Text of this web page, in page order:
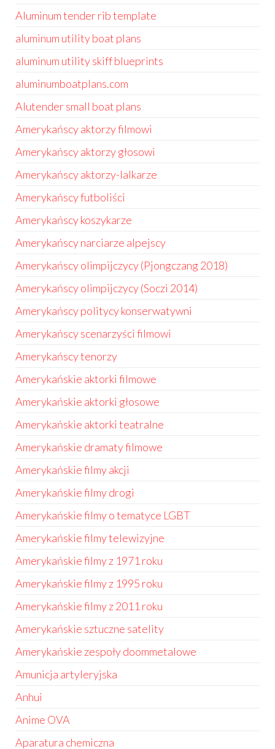
Aluminum tender rib template
aluminum utility boat plans
aluminum utility skiff blueprints
aluminumboatplans.com
Alutender small boat plans
Amerykańscy aktorzy filmowi
Amerykańscy aktorzy głosowi
Amerykańscy aktorzy-lalkarze
Amerykańscy futboliści
Amerykańscy koszykarze
Amerykańscy narciarze alpejscy
Amerykańscy olimpijczycy (Pjongczang 2018)
Amerykańscy olimpijczycy (Soczi 2014)
Amerykańscy politycy konserwatywni
Amerykańscy scenarzyści filmowi
Amerykańscy tenorzy
Amerykańskie aktorki filmowe
Amerykańskie aktorki głosowe
Amerykańskie aktorki teatralne
Amerykańskie dramaty filmowe
Amerykańskie filmy akcji
Amerykańskie filmy drogi
Amerykańskie filmy o tematyce LGBT
Amerykańskie filmy telewizyjne
Amerykańskie filmy z 1971 roku
Amerykańskie filmy z 1995 roku
Amerykańskie filmy z 2011 roku
Amerykańskie sztuczne satelity
Amerykańskie zespoły doommetalowe
Amunicja artyleryjska
Anhui
Anime OVA
Aparatura chemiczna